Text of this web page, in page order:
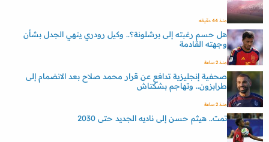
منذ 44 دقيقه
هل حسم رغبته إلى برشلونة؟.. وكيل رودري ينهي الجدل بشأن
وجهته القادمة
منذ 2 ساعة
صحفية إنجليزية تدافع عن قرار محمد صلاح بعد الانضمام إلى
طرابزون.. وتهاجم بشكتاش
منذ 2 ساعة
تمت.. هيثم حسن إلى ناديه الجديد حتى 2030